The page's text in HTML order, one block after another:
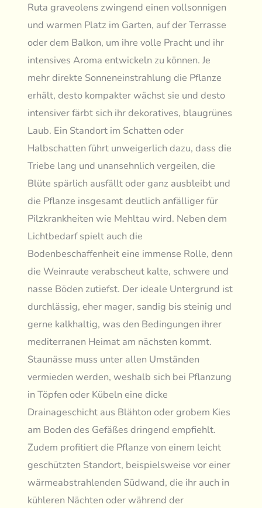
Ruta graveolens zwingend einen vollsonnigen
und warmen Platz im Garten, auf der Terrasse
oder dem Balkon, um ihre volle Pracht und ihr
intensives Aroma entwickeln zu können. Je
mehr direkte Sonneneinstrahlung die Pflanze
erhält, desto kompakter wächst sie und desto
intensiver färbt sich ihr dekoratives, blaugrünes
Laub. Ein Standort im Schatten oder
Halbschatten führt unweigerlich dazu, dass die
Triebe lang und unansehnlich vergeilen, die
Blüte spärlich ausfällt oder ganz ausbleibt und
die Pflanze insgesamt deutlich anfälliger für
Pilzkrankheiten wie Mehltau wird. Neben dem
Lichtbedarf spielt auch die
Bodenbeschaffenheit eine immense Rolle, denn
die Weinraute verabscheut kalte, schwere und
nasse Böden zutiefst. Der ideale Untergrund ist
durchlässig, eher mager, sandig bis steinig und
gerne kalkhaltig, was den Bedingungen ihrer
mediterranen Heimat am nächsten kommt.
Staunässe muss unter allen Umständen
vermieden werden, weshalb sich bei Pflanzung
in Töpfen oder Kübeln eine dicke
Drainageschicht aus Blähton oder grobem Kies
am Boden des Gefäßes dringend empfiehlt.
Zudem profitiert die Pflanze von einem leicht
geschützten Standort, beispielsweise vor einer
wärmeabstrahlenden Südwand, die ihr auch in
kühleren Nächten oder während der